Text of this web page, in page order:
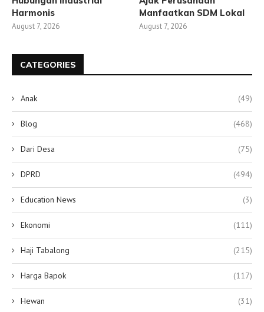
Harmonis
August 7, 2026
Manfaatkan SDM Lokal
August 7, 2026
CATEGORIES
Anak (49)
Blog (468)
Dari Desa (75)
DPRD (494)
Education News (3)
Ekonomi (111)
Haji Tabalong (215)
Harga Bapok (117)
Hewan (31)